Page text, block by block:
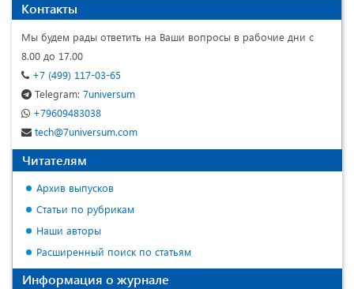
Контакты
Мы будем рады ответить на Ваши вопросы в рабочие дни с
8.00 до 17.00
+7 (499) 117-03-65
Telegram: 7universum
+79609483038
tech@7universum.com
Читателям
Архив выпусков
Статьи по рубрикам
Наши авторы
Расширенный поиск по статьям
Информация о журнале